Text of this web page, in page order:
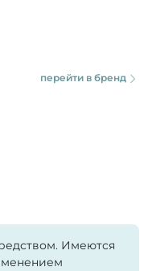
перейти в бренд
Имеются